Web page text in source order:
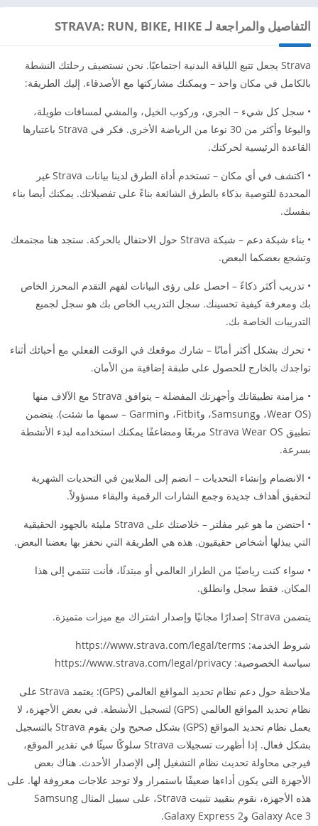
التفاصيل والمراجعة لـ STRAVA: RUN, BIKE, HIKE
Strava يجعل تتبع اللياقة البدنية اجتماعيًا. نحن نستضيف رحلتك النشطة
بالكامل في مكان واحد – ويمكنك مشاركتها مع الأصدقاء. إليك الطريقة:
• سجل كل شيء – الجري، وركوب الخيل، والمشي لمسافات طويلة،
واليوغا وأكثر من 30 نوعا من الرياضة الأخرى. فكر في Strava باعتبارها
القاعدة الرئيسية لحركتك.
• اكتشف في أي مكان – تستخدم أداة الطرق لدينا بيانات Strava غير
المحددة للتوصية بذكاء بالطرق الشائعة بناءً على تفضيلاتك. يمكنك أيضا بناء
بنفسك.
• بناء شبكة دعم – شبكة Strava حول الاحتفال بالحركة. ستجد هنا مجتمعك
وتشجع بعضكما البعض.
• تدريب أكثر ذكاءً – احصل على رؤى البيانات لفهم التقدم المحرز الخاص
بك ومعرفة كيفية تحسينك. سجل التدريب الخاص بك هو سجل لجميع
التدريبات الخاصة بك.
• تحرك بشكل أكثر أمانًا – شارك موقعك في الوقت الفعلي مع أحبائك أثناء
تواجدك بالخارج للحصول على طبقة إضافية من الأمان.
• مزامنة تطبيقاتك وأجهزتك المفضلة – يتوافق Strava مع الآلاف منها
(Wear OS، وSamsung، وFitbit، وGarmin – سمها ما شئت). يتضمن
تطبيق Strava Wear OS مربعًا ومضاعفًا يمكنك استخدامه لبدء الأنشطة
بسرعة.
• الانضمام وإنشاء التحديات – انضم إلى الملايين في التحديات الشهرية
لتحقيق أهداف جديدة وجمع الشارات الرقمية والبقاء مسؤولاً.
• احتضن ما هو غير مفلتر – خلاصتك على Strava مليئة بالجهود الحقيقية
التي يبذلها أشخاص حقيقيون. هذه هي الطريقة التي نحفز بها بعضنا البعض.
• سواء كنت رياضيًا من الطراز العالمي أو مبتدئًا، فأنت تنتمي إلى هذا
المكان. فقط سجل وانطلق.
يتضمن Strava إصدارًا مجانيًا وإصدار اشتراك مع ميزات متميزة.
شروط الخدمة: https://www.strava.com/legal/terms
سياسة الخصوصية: https://www.strava.com/legal/privacy
ملاحظة حول دعم نظام تحديد المواقع العالمي (GPS): يعتمد Strava على
نظام تحديد المواقع العالمي (GPS) لتسجيل الأنشطة. في بعض الأجهزة، لا
يعمل نظام تحديد المواقع (GPS) بشكل صحيح ولن يقوم Strava بالتسجيل
بشكل فعال. إذا أظهرت تسجيلات Strava سلوكًا سيئًا في تقدير الموقع،
فيرجى محاولة تحديث نظام التشغيل إلى الإصدار الأحدث. هناك بعض
الأجهزة التي يكون أداءها ضعيفًا باستمرار ولا توجد علاجات معروفة لها. على
هذه الأجهزة، نقوم بتقييد تثبيت Strava، على سبيل المثال Samsung
Galaxy Ace 3 وGalaxy Express 2.